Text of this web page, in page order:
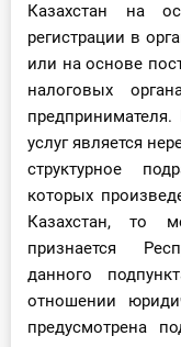
Казахстан на
регистрации в
или на основе
налоговых
услуг является
структурное
которых
Казахстан, то
признается
данного
отношении
предусмотрена